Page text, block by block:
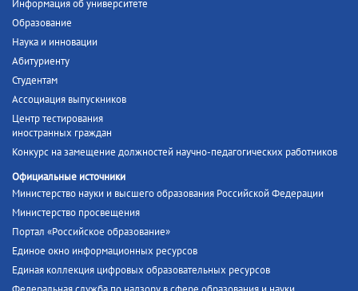
Информация об университете
Образование
Наука и инновации
Абитуриенту
Студентам
Ассоциация выпускников
Центр тестирования
иностранных граждан
Конкурс на замещение должностей научно-педагогических работников
Официальные источники
Министерство науки и высшего образования Российской Федерации
Министерство просвещения
Портал «Российское образование»
Единое окно информационных ресурсов
Единая коллекция цифровых образовательных ресурсов